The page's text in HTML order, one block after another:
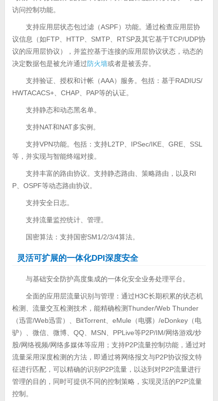
访问控制功能。
支持应用层状态包过滤（ASPF）功能。通过检查应用层协
议信息（如FTP、HTTP、SMTP、RTSP及其它基于TCP/UDP协
议的应用层协议），并监控基于连接的应用层协议状态，动态的
决定数据包是被允许通过防火墙或者是被丢弃。
支持验证、授权和计帐（AAA）服务。包括：基于RADIUS/
HWTACACS+、CHAP、PAP等的认证。
支持静态和动态黑名单。
支持NAT和NAT多实例。
支持VPN功能。包括：支持L2TP、IPSec/IKE、GRE、SSL
等，并实现与智能终端对接。
支持丰富的路由协议。支持静态路由、策略路由，以及RI
P、OSPF等动态路由协议。
支持安全日志。
支持流量监控统计、管理。
国密算法：支持国密SM1/2/3/4算法。
灵活可扩展的一体化DPI深度安全
与基础安全防护高度集成的一体化安全业务处理平台。
全面的应用层流量识别与管理：通过H3C长期积累的状态机
检测、流量交互检测技术，能精确检测Thunder/Web Thunder
（迅雷/Web迅雷）、BitTorrent、eMule（电骡）/eDonkey（电
驴）、微信、微博、QQ、MSN、PPLive等P2P/IM/网络游戏/炒
股/网络视频/网络多媒体等应用；支持P2P流量控制功能，通过对
流量采用深度检测的方法，即通过将网络报文与P2P协议报文特
征进行匹配，可以精确的识别P2P流量，以达到对P2P流量进行
管理的目的，同时可提供不同的控制策略，实现灵活的P2P流量
控制。